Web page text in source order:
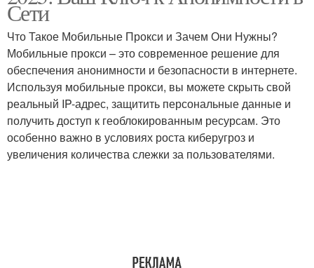
Прокси в бизнесе Прокси на устройстве
Мобильные прокси-
сервисы
Прокси перед покупкой
Сети
Что Такое Мобильные Прокси и Зачем Они Нужны?
Мобильные прокси – это современное решение для
обеспечения анонимности и безопасности в интернете.
Используя мобильные прокси, вы можете скрыть свой
реальный IP-адрес, защитить персональные данные и
получить доступ к геоблокированным ресурсам. Это
особенно важно в условиях роста киберугроз и
увеличения количества слежки за пользователями.